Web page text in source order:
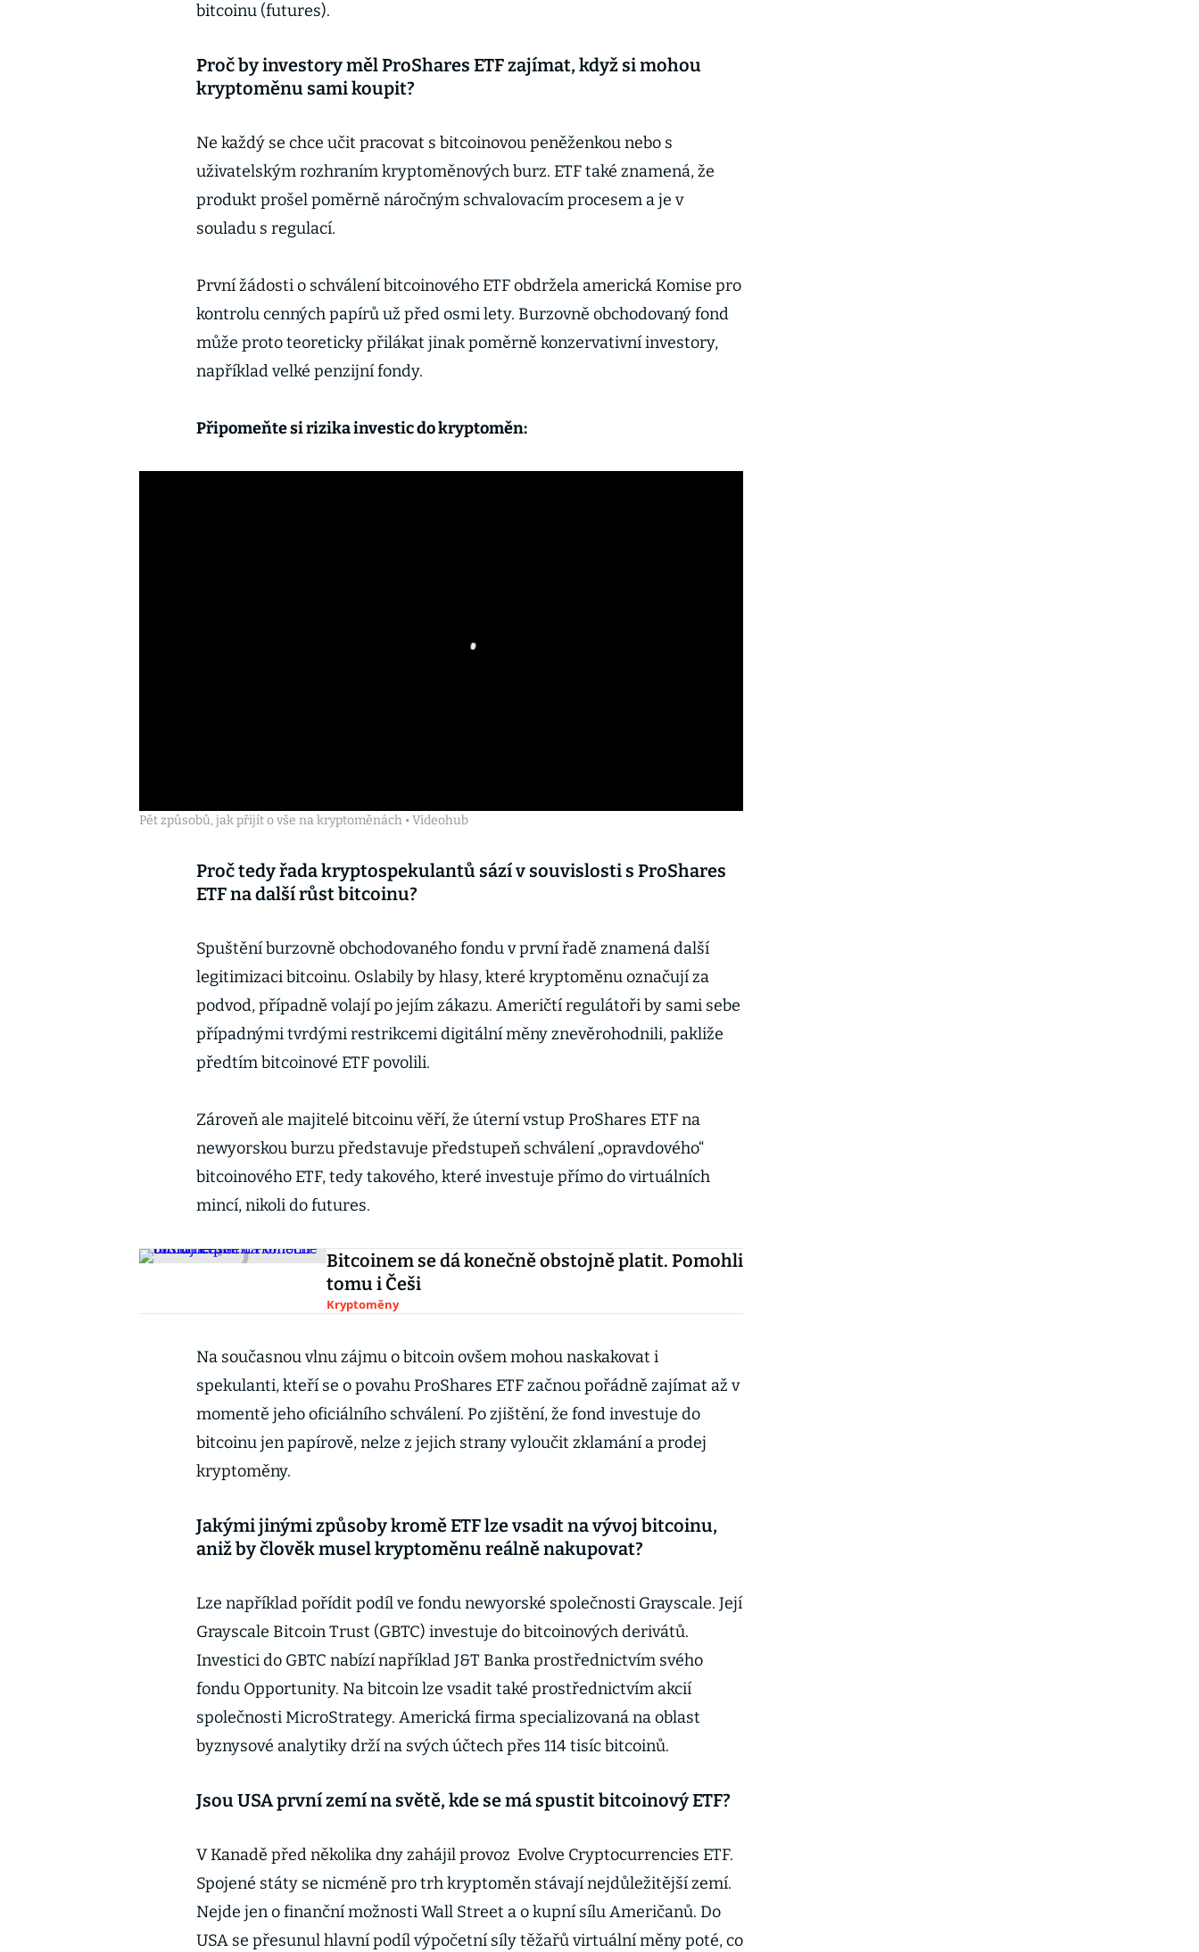
bitcoinu (futures).
Proč by investory měl ProShares ETF zajímat, když si mohou
kryptoměnu sami koupit?
Ne každý se chce učit pracovat s bitcoinovou peněženkou nebo s
uživatelským rozhraním kryptoměnových burz. ETF také znamená, že
produkt prošel poměrně náročným schvalovacím procesem a je v
souladu s regulací.
První žádosti o schválení bitcoinového ETF obdržela americká Komise pro
kontrolu cenných papírů už před osmi lety. Burzovně obchodovaný fond
může proto teoreticky přilákat jinak poměrně konzervativní investory,
například velké penzijní fondy.
Připomeňte si rizika investic do kryptoměn:
Pět způsobů, jak přijít o vše na kryptoměnách • Videohub
Proč tedy řada kryptospekulantů sází v souvislosti s ProShares
ETF na další růst bitcoinu?
Spuštění burzovně obchodovaného fondu v první řadě znamená další
legitimizaci bitcoinu. Oslabily by hlasy, které kryptoměnu označují za
podvod, případně volají po jejím zákazu. Američtí regulátoři by sami sebe
případnými tvrdými restrikcemi digitální měny znevěrohodnili, pakliže
předtím bitcoinové ETF povolili.
Zároveň ale majitelé bitcoinu věří, že úterní vstup ProShares ETF na
newyorskou burzu představuje předstupeň schválení „opravdového“
bitcoinového ETF, tedy takového, které investuje přímo do virtuálních
mincí, nikoli do futures.
Bitcoinem se dá konečně obstojně platit. Pomohli
tomu i Češi
Kryptoměny
Na současnou vlnu zájmu o bitcoin ovšem mohou naskakovat i
spekulanti, kteří se o povahu ProShares ETF začnou pořádně zajímat až v
momentě jeho oficiálního schválení. Po zjištění, že fond investuje do
bitcoinu jen papírově, nelze z jejich strany vyloučit zklamání a prodej
kryptoměny.
Jakými jinými způsoby kromě ETF lze vsadit na vývoj bitcoinu,
aniž by člověk musel kryptoměnu reálně nakupovat?
Lze například pořídit podíl ve fondu newyorské společnosti Grayscale. Její
Grayscale Bitcoin Trust (GBTC) investuje do bitcoinových derivátů.
Investici do GBTC nabízí například J&T Banka prostřednictvím svého
fondu Opportunity. Na bitcoin lze vsadit také prostřednictvím akcií
společnosti MicroStrategy. Americká firma specializovaná na oblast
byznysové analytiky drží na svých účtech přes 114 tisíc bitcoinů.
Jsou USA první zemí na světě, kde se má spustit bitcoinový ETF?
V Kanadě před několika dny zahájil provoz Evolve Cryptocurrencies ETF.
Spojené státy se nicméně pro trh kryptoměn stávají nejdůležitější zemí.
Nejde jen o finanční možnosti Wall Street a o kupní sílu Američanů. Do
USA se přesunul hlavní podíl výpočetní síly těžařů virtuální měny poté, co